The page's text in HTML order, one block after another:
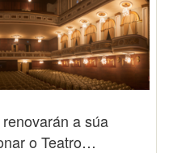
a súa
o Teatro…